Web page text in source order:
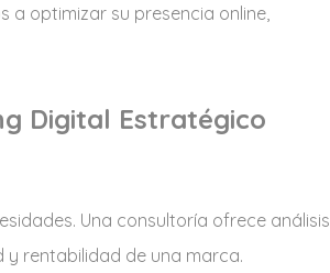
optimizar su presencia online,
Digital Estratégico
Una consultoría ofrece análisis
rentabilidad de una marca.